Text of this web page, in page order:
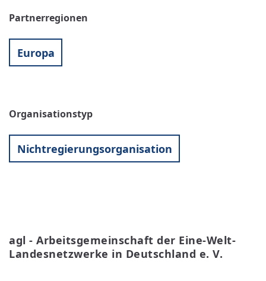
Partnerregionen
Europa
Organisationstyp
Nichtregierungsorganisation
agl - Arbeitsgemeinschaft der Eine-Welt-
Landesnetzwerke in Deutschland e. V.